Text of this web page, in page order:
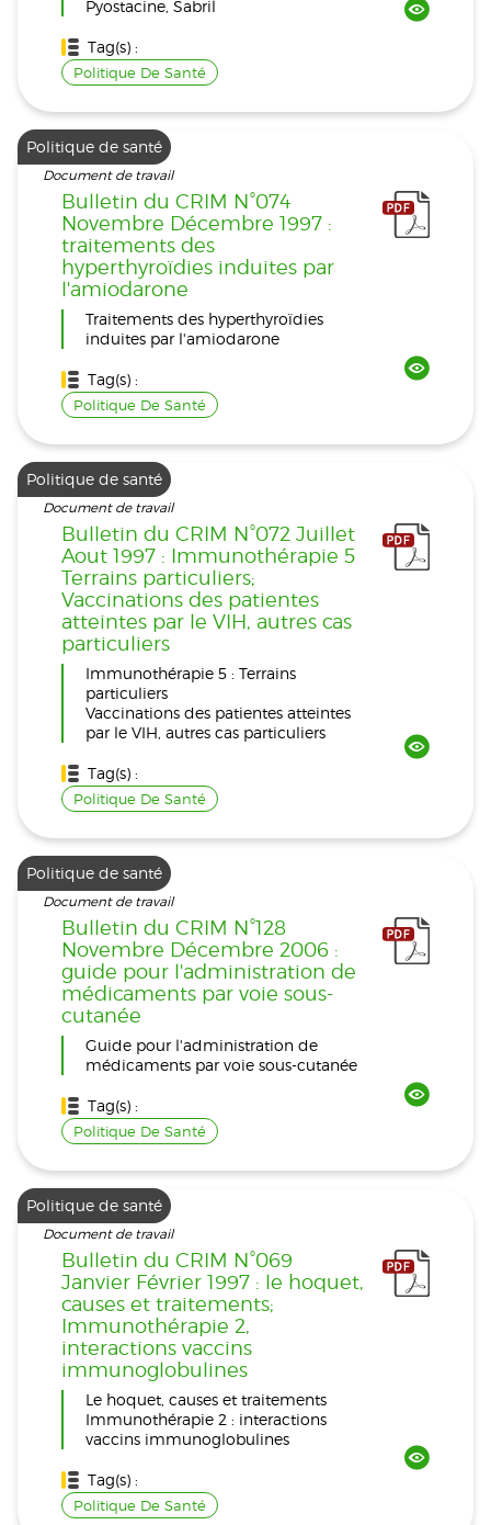
Pyostacine, Sabril
Tag(s) :
Politique De Santé
Politique de santé
Document de travail
Bulletin du CRIM N°074
Novembre Décembre 1997 :
traitements des
hyperthyroïdies induites par
l'amiodarone
Traitements des hyperthyroïdies
induites par l'amiodarone
Tag(s) :
Politique De Santé
Politique de santé
Document de travail
Bulletin du CRIM N°072 Juillet
Aout 1997 : Immunothérapie 5
Terrains particuliers;
Vaccinations des patientes
atteintes par le VIH, autres cas
particuliers
Immunothérapie 5 : Terrains
particuliers
Vaccinations des patientes atteintes
par le VIH, autres cas particuliers
Tag(s) :
Politique De Santé
Politique de santé
Document de travail
Bulletin du CRIM N°128
Novembre Décembre 2006 :
guide pour l'administration de
médicaments par voie sous-
cutanée
Guide pour l'administration de
médicaments par voie sous-cutanée
Tag(s) :
Politique De Santé
Politique de santé
Document de travail
Bulletin du CRIM N°069
Janvier Février 1997 : le hoquet,
causes et traitements;
Immunothérapie 2,
interactions vaccins
immunoglobulines
Le hoquet, causes et traitements
Immunothérapie 2 : interactions
vaccins immunoglobulines
Tag(s) :
Politique De Santé